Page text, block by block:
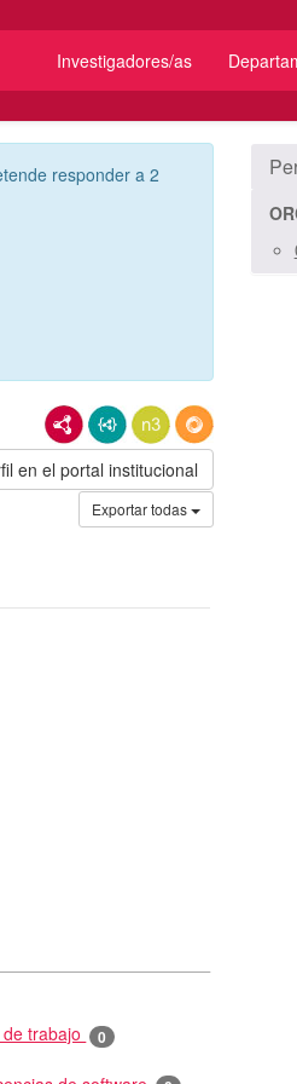
Investigadores/as
responder a 2
RDF/XMLJSON-LDN3/TurtleRDF/JSON
en el portal institucional
Exportar todas
trabajo 0